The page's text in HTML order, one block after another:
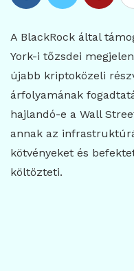
A BlackRock által
York-i tőzsdei
újabb kriptoközeli
árfolyamának
hajlandó-e a Wall
annak az
kötvényeket és
költözteti.